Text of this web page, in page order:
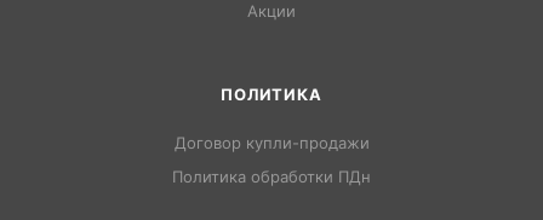
Акции
ПОЛИТИКА
Договор купли-продажи
Политика обработки ПДн